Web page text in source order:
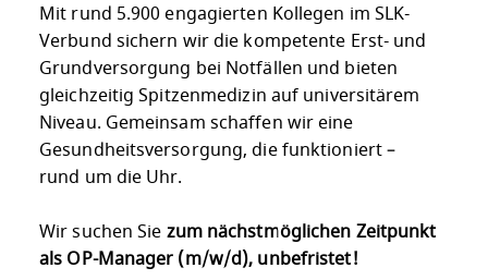
Mit rund 5.900 engagierten Kollegen im SLK-
Verbund sichern wir die kompetente Erst- und
Grundversorgung bei Notfällen und bieten
gleichzeitig Spitzenmedizin auf universitärem
Niveau. Gemeinsam schaffen wir eine
Gesundheitsversorgung, die funktioniert –
rund um die Uhr.
Wir suchen Sie zum nächstmöglichen Zeitpunkt
als OP-Manager (m/w/d), unbefristet!